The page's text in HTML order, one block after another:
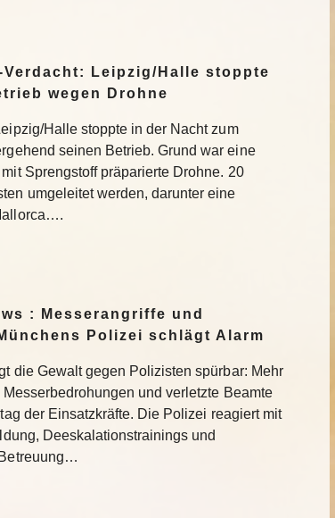
Leipzig/Halle stoppte
wegen Drohne
Halle stoppte in der Nacht zum
seinen Betrieb. Grund war eine
Sprengstoff präparierte Drohne. 20
umgeleitet werden, darunter eine
: Messerangriffe und
Polizei schlägt Alarm
die Gewalt gegen Polizisten spürbar: Mehr
und verletzte Beamte
der Einsatzkräfte. Die Polizei reagiert mit
Deeskalationstrainings und